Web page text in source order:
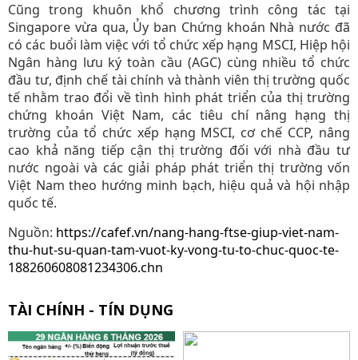
Cũng trong khuôn khổ chương trình công tác tại
Singapore vừa qua, Ủy ban Chứng khoán Nhà nước đã
có các buổi làm việc với tổ chức xếp hạng MSCI, Hiệp hội
Ngân hàng lưu ký toàn cầu (AGC) cùng nhiều tổ chức
đầu tư, định chế tài chính và thành viên thị trường quốc
tế nhằm trao đổi về tình hình phát triển của thị trường
chứng khoán Việt Nam, các tiêu chí nâng hạng thị
trường của tổ chức xếp hạng MSCI, cơ chế CCP, nâng
cao khả năng tiếp cận thị trường đối với nhà đầu tư
nước ngoài và các giải pháp phát triển thị trường vốn
Việt Nam theo hướng minh bạch, hiệu quả và hội nhập
quốc tế.
Nguồn: https://cafef.vn/nang-hang-ftse-giup-viet-nam-
thu-hut-su-quan-tam-vuot-ky-vong-tu-to-chuc-quoc-te-
188260608081234306.chn
TÀI CHÍNH - TÍN DỤNG